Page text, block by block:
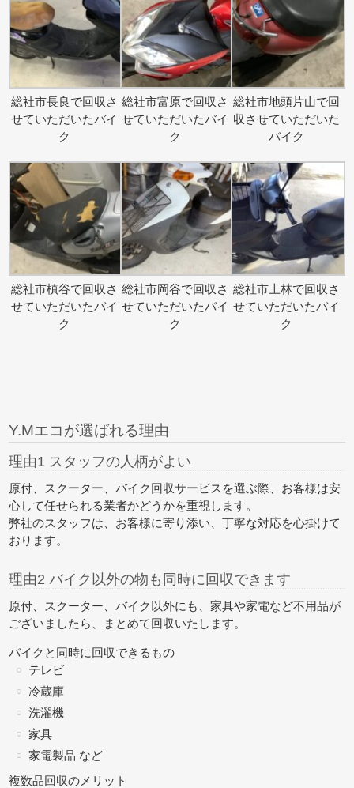
総社市長良で回収さ
せていただいたバイ
ク
総社市富原で回収さ
せていただいたバイ
ク
総社市地頭片山で回
収させていただいた
バイク
総社市槙谷で回収さ
せていただいたバイ
ク
総社市岡谷で回収さ
せていただいたバイ
ク
総社市上林で回収さ
せていただいたバイ
ク
Y.Mエコが選ばれる理由
理由1 スタッフの人柄がよい
原付、スクーター、バイク回収サービスを選ぶ際、お客様は安
心して任せられる業者かどうかを重視します。
弊社のスタッフは、お客様に寄り添い、丁寧な対応を心掛けて
おります。
理由2 バイク以外の物も同時に回収できます
原付、スクーター、バイク以外にも、家具や家電など不用品が
ございましたら、
まとめて回収いたします。
バイクと同時に回収できるもの
テレビ
冷蔵庫
洗濯機
家具
家電製品 など
複数品回収のメリット